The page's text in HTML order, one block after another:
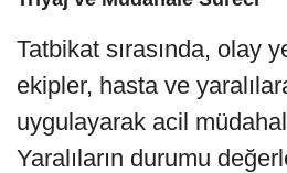
Tatbikat sırasında, olay
ekipler, hasta ve
uygulayarak acil
Yaralıların durumu